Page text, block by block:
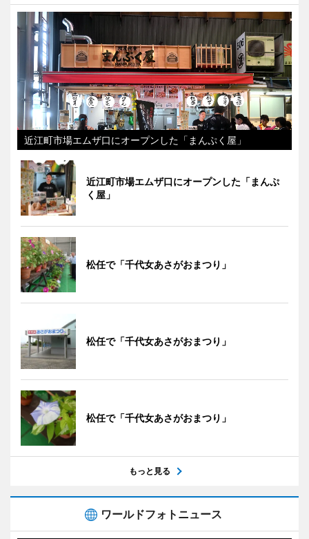
近江町市場エムザ口にオープンした「まんぷく屋」
近江町市場エムザ口にオープンした「まんぷ
く屋」
松任で「千代女あさがおまつり」
松任で「千代女あさがおまつり」
松任で「千代女あさがおまつり」
もっと見る
ワールドフォトニュース